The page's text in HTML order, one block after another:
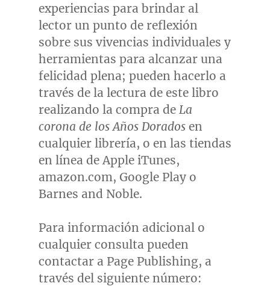
experiencias para brindar al
lector un punto de reflexión
sobre sus vivencias individuales y
herramientas para alcanzar una
felicidad plena; pueden hacerlo a
través de la lectura de este libro
realizando la compra de La
corona de los Años Dorados en
cualquier librería, o en las tiendas
en línea de Apple iTunes,
amazon.com, Google Play o
Barnes and Noble.
Para información adicional o
cualquier consulta pueden
contactar a Page Publishing, a
través del siguiente número: